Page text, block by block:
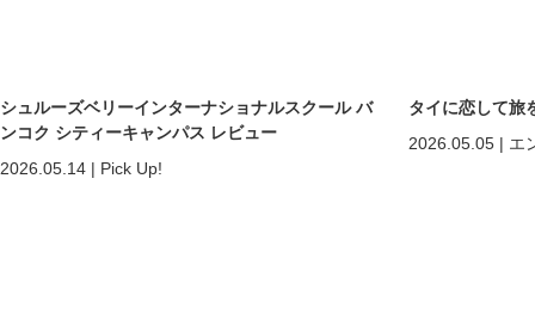
シュルーズベリーインターナショナルスクール バ
ンコク シティーキャンパス レビュー
2026.05.14 | Pick Up!
タイに恋して旅
2026.05.05 | エ